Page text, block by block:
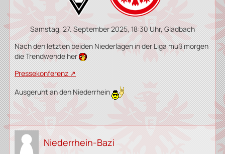
Samstag, 27. September 2025, 18:30 Uhr, Gladbach
Nach den letzten beiden Niederlagen in der Liga muß morgen
die Trendwende her
Pressekonferenz
Ausgeruht an den Niederrhein
Niederrhein-Bazi